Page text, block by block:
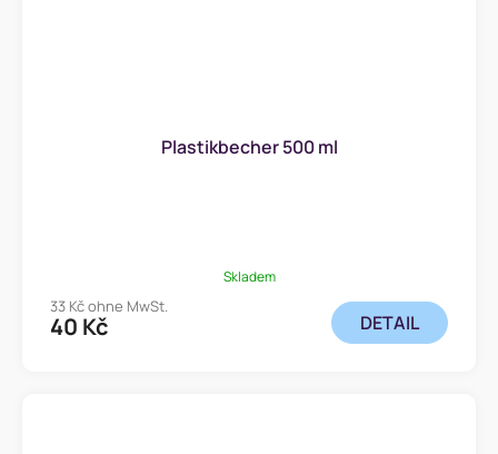
Plastikbecher 500 ml
Skladem
33 Kč ohne MwSt.
40 Kč DETAIL